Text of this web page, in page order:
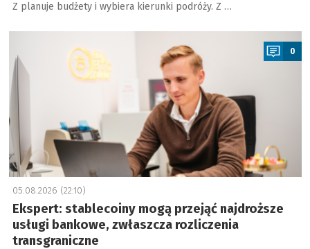
Z planuje budżety i wybiera kierunki podróży. Z …
a
0
05.08.2026 (22:10)
Ekspert: stablecoiny mogą przejąć najdroższe
usługi bankowe, zwłaszcza rozliczenia
transgraniczne